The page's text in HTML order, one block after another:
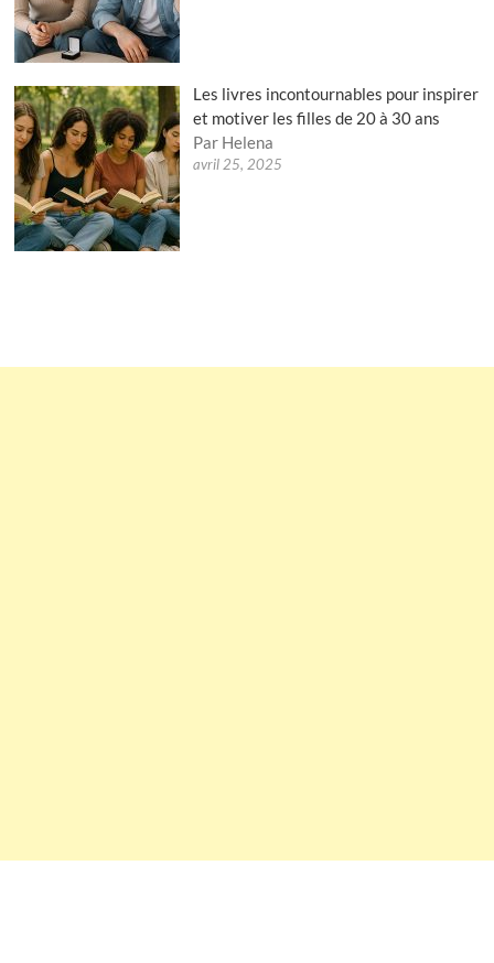
Les livres incontournables pour inspirer
et motiver les filles de 20 à 30 ans
Par Helena
avril 25, 2025